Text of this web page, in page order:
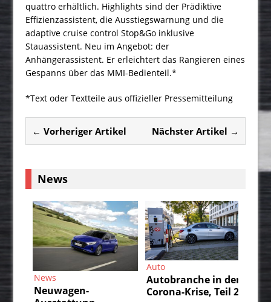
quattro erhältlich. Highlights sind der Prädiktive
Effizienzassistent, die Ausstiegswarnung und die
adaptive cruise control Stop&Go inklusive
Stauassistent. Neu im Angebot: der
Anhängerassistent. Er erleichtert das Rangieren eines
Gespanns über das MMI-Bedienteil.*
*Text oder Textteile aus offizieller Pressemitteilung
← Vorheriger Artikel Nächster Artikel →
News
Autobranche in der
Corona-Krise, Teil 2
Auto
Autobranche in der
Corona-Krise, Teil 1